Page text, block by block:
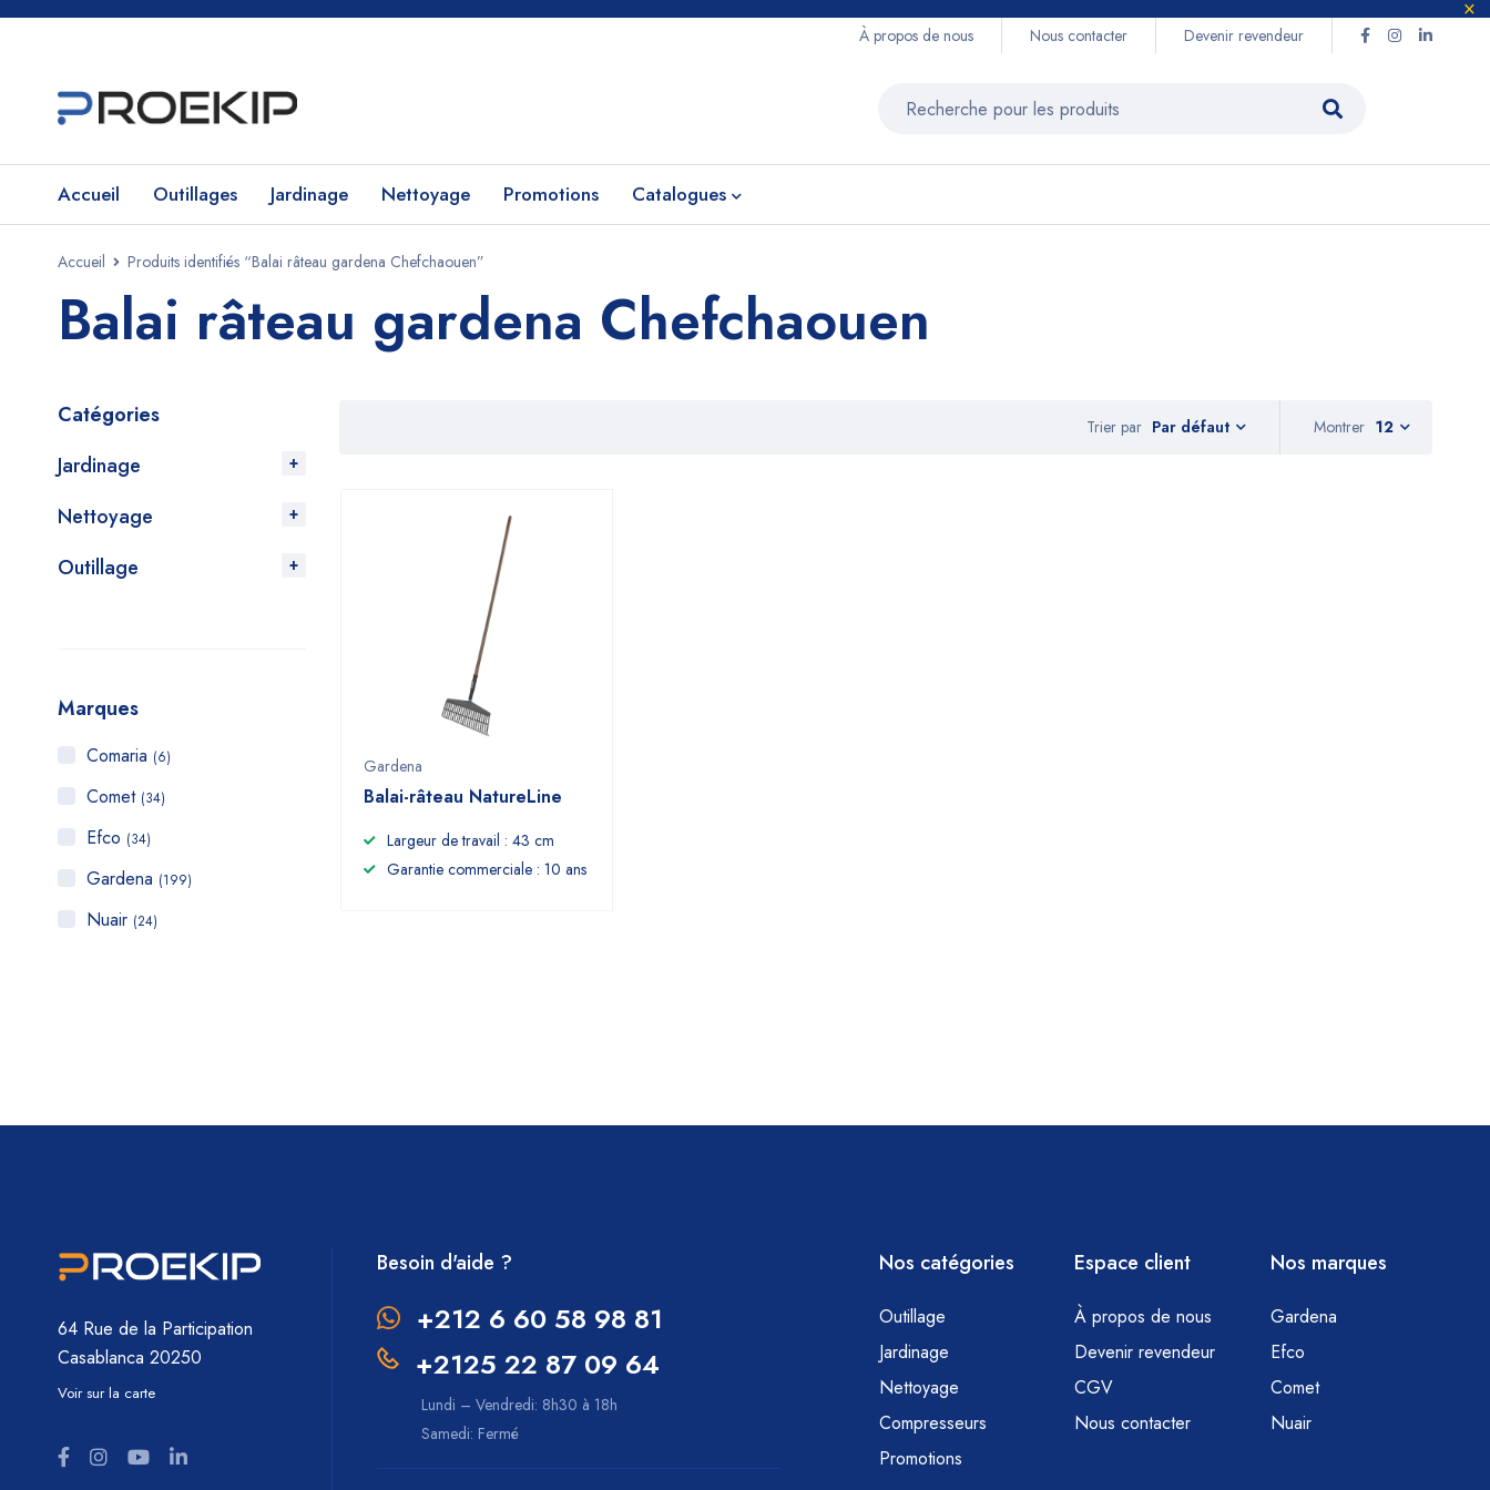
À propos de nous Nous contacter Devenir revendeur
Accueil Outillages Jardinage Nettoyage Promotions Catalogues
Accueil Produits identifiés “Balai râteau gardena Chefchaouen”
Balai râteau gardena Chefchaouen
Catégories
Jardinage
Nettoyage
Outillage
Marques
Comaria (6)
Comet (34)
Efco (34)
Gardena (199)
Nuair (24)
Trier par Par défaut Montrer 12
Gardena
Balai-râteau NatureLine
Largeur de travail : 43 cm
Garantie commerciale : 10 ans
64 Rue de la Participation
Casablanca 20250
Voir sur la carte
Besoin d'aide ?
+212 6 60 58 98 81
+2125 22 87 09 64
Lundi – Vendredi: 8h30 à 18h
Samedi: Fermé
Nos catégories
Outillage
Jardinage
Nettoyage
Compresseurs
Promotions
Espace client
À propos de nous
Devenir revendeur
CGV
Nous contacter
Nos marques
Gardena
Efco
Comet
Nuair